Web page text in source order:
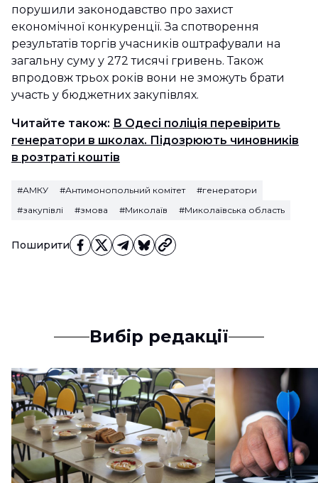
Поширити
порушили законодавство про захист
економічної конкуренції. За спотворення
результатів торгів учасників оштрафували на
загальну суму у 272 тисячі гривень. Також
впродовж трьох років вони не зможуть брати
участь у бюджетних закупівлях.
Читайте також: В Одесі поліція перевірить
генератори в школах. Підозрюють чиновників
в розтраті коштів
#АМКУ #Антимонопольний комітет
#генератори
#закупівлі
#змова #Миколаїв #Миколаївська область
Вибір редакції